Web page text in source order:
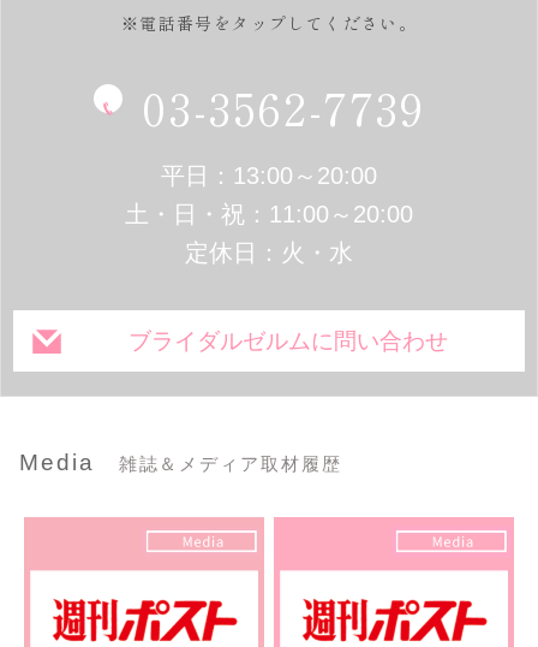
※電話番号をタップしてください。
03-3562-7739
平日：13:00～20:00
土・日・祝：11:00～20:00
定休日：火・水
ブライダルゼルムに問い合わせ
Media 雑誌＆メディア取材履歴